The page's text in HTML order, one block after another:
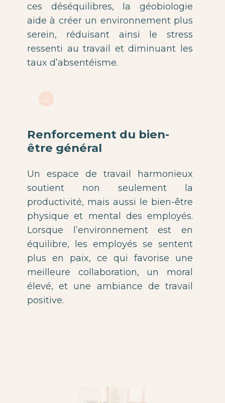
ces déséquilibres, la géobiologie
aide à créer un environnement plus
serein, réduisant ainsi le stress
ressenti au travail et diminuant les
taux d’absentéisme.
Renforcement du bien-
être général
Un espace de travail harmonieux
soutient non seulement la
productivité, mais aussi le bien-être
physique et mental des employés.
Lorsque l’environnement est en
équilibre, les employés se sentent
plus en paix, ce qui favorise une
meilleure collaboration, un moral
élevé, et une ambiance de travail
positive.